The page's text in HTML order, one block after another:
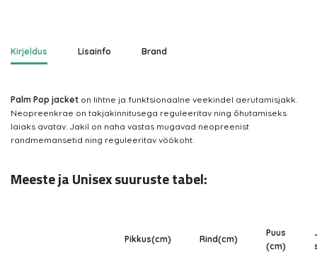
Kirjeldus Lisainfo Brand
Palm Pop jacket on lihtne ja funktsionaalne veekindel aerutamisjakk.
Neopreenkrae on takjakinnitusega reguleeritav ning õhutamiseks
laiaks avatav. Jakil on naha vastas mugavad neopreenist
randmemansetid ning reguleeritav vöökoht.
Meeste ja Unisex suuruste tabel:
Pikkus(cm) Rind(cm)
Puus
(cm)